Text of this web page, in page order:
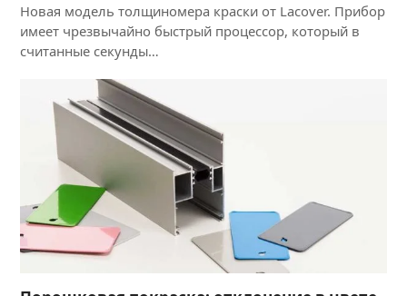
Новая модель толщиномера краски от Lacover. Прибор
имеет чрезвычайно быстрый процессор, который в
считанные секунды…